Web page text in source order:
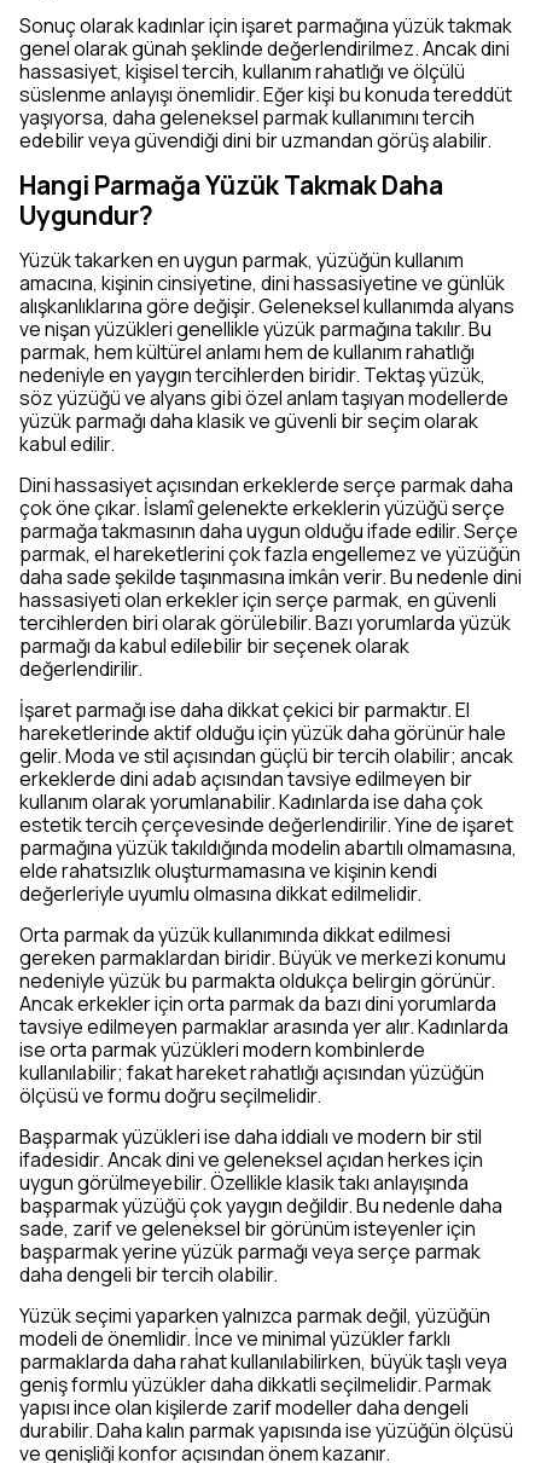
Sonuç olarak kadınlar için işaret parmağına yüzük takmak
genel olarak günah şeklinde değerlendirilmez. Ancak dini
hassasiyet, kişisel tercih, kullanım rahatlığı ve ölçülü
süslenme anlayışı önemlidir. Eğer kişi bu konuda tereddüt
yaşıyorsa, daha geleneksel parmak kullanımını tercih
edebilir veya güvendiği dini bir uzmandan görüş alabilir.
Hangi Parmağa Yüzük Takmak Daha
Uygundur?
Yüzük takarken en uygun parmak, yüzüğün kullanım
amacına, kişinin cinsiyetine, dini hassasiyetine ve günlük
alışkanlıklarına göre değişir. Geleneksel kullanımda alyans
ve nişan yüzükleri genellikle yüzük parmağına takılır. Bu
parmak, hem kültürel anlamı hem de kullanım rahatlığı
nedeniyle en yaygın tercihlerden biridir. Tektaş yüzük,
söz yüzüğü ve alyans gibi özel anlam taşıyan modellerde
yüzük parmağı daha klasik ve güvenli bir seçim olarak
kabul edilir.
Dini hassasiyet açısından erkeklerde serçe parmak daha
çok öne çıkar. İslamî gelenekte erkeklerin yüzüğü serçe
parmağa takmasının daha uygun olduğu ifade edilir. Serçe
parmak, el hareketlerini çok fazla engellemez ve yüzüğün
daha sade şekilde taşınmasına imkân verir. Bu nedenle dini
hassasiyeti olan erkekler için serçe parmak, en güvenli
tercihlerden biri olarak görülebilir. Bazı yorumlarda yüzük
parmağı da kabul edilebilir bir seçenek olarak
değerlendirilir.
İşaret parmağı ise daha dikkat çekici bir parmaktır. El
hareketlerinde aktif olduğu için yüzük daha görünür hale
gelir. Moda ve stil açısından güçlü bir tercih olabilir; ancak
erkeklerde dini adab açısından tavsiye edilmeyen bir
kullanım olarak yorumlanabilir. Kadınlarda ise daha çok
estetik tercih çerçevesinde değerlendirilir. Yine de işaret
parmağına yüzük takıldığında modelin abartılı olmamasına,
elde rahatsızlık oluşturmamasına ve kişinin kendi
değerleriyle uyumlu olmasına dikkat edilmelidir.
Orta parmak da yüzük kullanımında dikkat edilmesi
gereken parmaklardan biridir. Büyük ve merkezi konumu
nedeniyle yüzük bu parmakta oldukça belirgin görünür.
Ancak erkekler için orta parmak da bazı dini yorumlarda
tavsiye edilmeyen parmaklar arasında yer alır. Kadınlarda
ise orta parmak yüzükleri modern kombinlerde
kullanılabilir; fakat hareket rahatlığı açısından yüzüğün
ölçüsü ve formu doğru seçilmelidir.
Başparmak yüzükleri ise daha iddialı ve modern bir stil
ifadesidir. Ancak dini ve geleneksel açıdan herkes için
uygun görülmeyebilir. Özellikle klasik takı anlayışında
başparmak yüzüğü çok yaygın değildir. Bu nedenle daha
sade, zarif ve geleneksel bir görünüm isteyenler için
başparmak yerine yüzük parmağı veya serçe parmak
daha dengeli bir tercih olabilir.
Yüzük seçimi yaparken yalnızca parmak değil, yüzüğün
modeli de önemlidir. İnce ve minimal yüzükler farklı
parmaklarda daha rahat kullanılabilirken, büyük taşlı veya
geniş formlu yüzükler daha dikkatli seçilmelidir. Parmak
yapısı ince olan kişilerde zarif modeller daha dengeli
durabilir. Daha kalın parmak yapısında ise yüzüğün ölçüsü
ve genişliği konfor açısından önem kazanır.